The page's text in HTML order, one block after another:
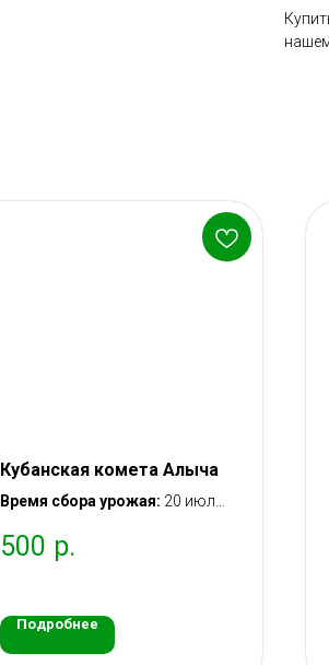
Кубанская комета Алыча
Время сбора урожая: 20 июля
Вступление в плодоношение:
500 р.
Подробнее